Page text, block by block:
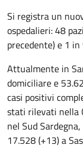
Si registra un
ospedalieri: 48
precedente) e 1
Attualmente in
domiciliare e
casi positivi
stati rilevati nella
nel Sud
17.528 (+13) a